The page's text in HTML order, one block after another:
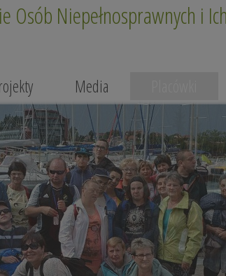
Osób Niepełnosprawnych i
Media